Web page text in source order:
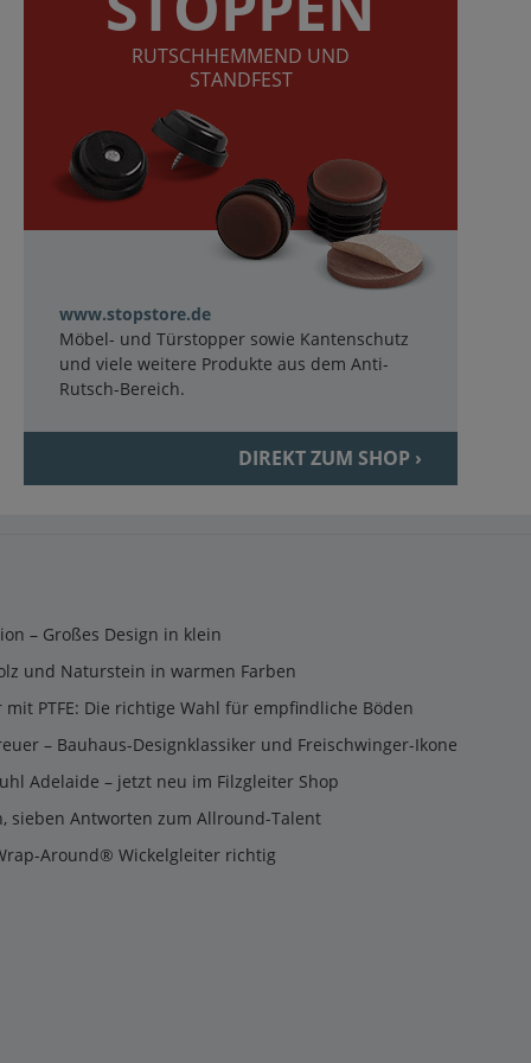
RUTSCHHEMMEND UND
STANDFEST
www.stopstore.de
Möbel- und Türstopper sowie Kantenschutz
und viele weitere Produkte aus dem Anti-
Rutsch-Bereich.
DIREKT ZUM SHOP ›
– Großes Design in klein
und Naturstein in warmen Farben
PTFE: Die richtige Wahl für empfindliche Böden
– Bauhaus-Designklassiker und Freischwinger-Ikone
Adelaide – jetzt neu im Filzgleiter Shop
sieben Antworten zum Allround-Talent
Around® Wickelgleiter richtig